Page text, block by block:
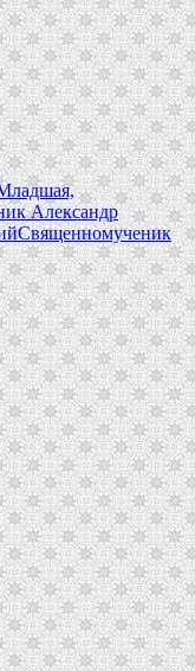
Александр
Священномученик